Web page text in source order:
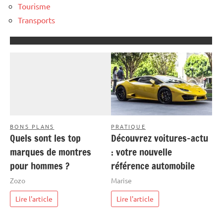
Tourisme
Transports
BONS PLANS
Quels sont les top
marques de montres
pour hommes ?
Zozo
Lire l'article
PRATIQUE
Découvrez voitures-actu
: votre nouvelle
référence automobile
Marise
Lire l'article